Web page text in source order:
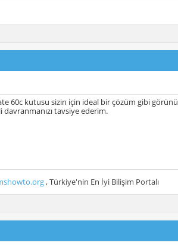
60c kutusu sizin için ideal bir çözüm gibi
davranmanızı tavsiye ederim.
, Türkiye'nin En İyi Bilişim Portalı